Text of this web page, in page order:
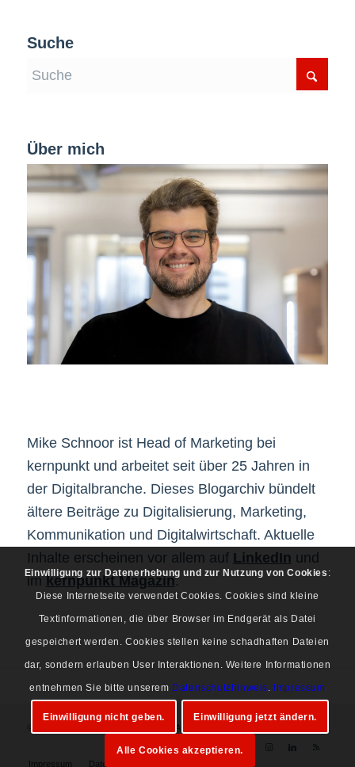
Suche
Über mich
Mike Schnoor ist Head of Marketing bei
kernpunkt und arbeitet seit über 25 Jahren in
der Digitalbranche. Dieses Blogarchiv bündelt
ältere Beiträge zu Digitalisierung, Marketing,
Kommunikation und Digitalwirtschaft. Aktuelle
Inhalte erscheinen vor allem auf LinkedIn und
imkernpunkt Magazin.
© Copyright 1997-2026 Mike Schnoor. Alle Rechte vorbehalten.
Impressum Datenschutz
Einwilligung zur Datenerhebung und zur Nutzung von Cookies :
Diese Internetseite verwendet Cookies. Cookies sind kleine
Textinformationen, die über Browser im Endgerät als Datei
gespeichert werden. Cookies stellen keine schadhaften Dateien
dar, sondern erlauben User Interaktionen. Weitere Informationen
entnehmen Sie bitte unserem Datenschutzhinweis. Impressum
Einwilligung nicht geben. Einwilligung jetzt ändern.
Alle Cookies akzeptieren.